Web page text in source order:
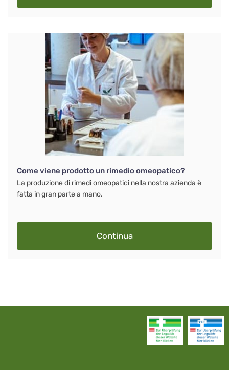
Come viene prodotto un rimedio omeopatico?
La produzione di rimedi omeopatici nella nostra azienda è
fatta in gran parte a mano.
Continua